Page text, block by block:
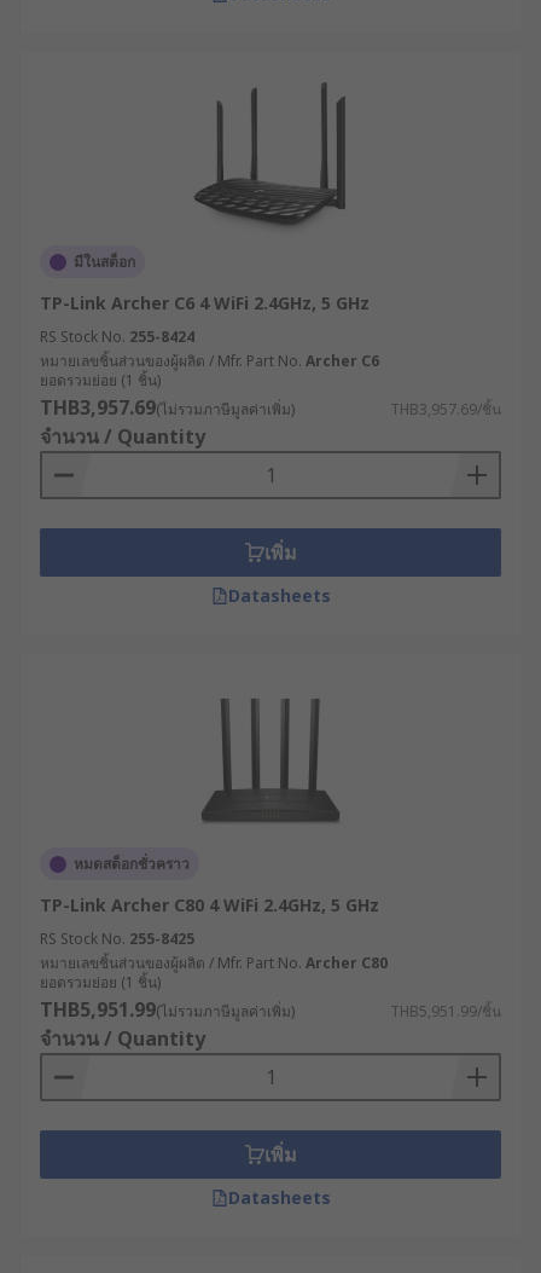
และมีระบบจัดการการเชื่อมต่อที่รองรับการ
คู่มือการเลือกเราเตอร์
อินเทอร์เน็ตให้เหมาะกับ
ความต้องการ
พื้นที่ครอบคลุม : ตรวจสอบให้แน่ใจว่าเราเตอร์
สามารถกระจายสัญญาณได้ครอบคลุมพื้นที่อยู่
อาศัยหรือพื้นที่ทำงานของคุณอย่างเพียงพอ เพื่อ
ให้การใช้งาน WiFi เป็นไปอย่างมีประสิทธิภาพ
ความเร็วที่รองรับ : ตรวจสอบว่าเราเตอร์
อินเทอร์เน็ตสามารถรองรับความเร็วของบริการ
5G เพื่อหลีกเลี่ยงปัญหาความล่าช้าหรือการเชื่อม
ต่อที่ไม่เสถียร
กระจายสัญญาณ WiFi ที่มีระบบรักษาความ
ปลอดภัยที่แข็งแรง เช่น การเข้ารหัสแบบ WEP
หรือ WPA เพื่อปกป้องเครือข่ายของคุณจากการ
ถูกบุกรุก
ประเมินสภาพแวดล้อมการใช้งาน : พิจารณาว่า
เราเตอร์จะถูกติดตั้งในสภาพแวดล้อมแบบใด มี
ความเสี่ยงต่อความร้อน ความชื้น ฝุ่น หรือการ
สั่นสะเทือนหรือไม่ เพื่อเลือกเราเตอร์ที่มีระดับ
การป้องกัน (IP Rating) ที่เหมาะสม
วิเคราะห์ความต้องการด้านการเชื่อมต่อ :
ประเมินว่าต้องการเชื่อมต่อผ่านช่องทางใดบ้าง
ๆ และต้องการระบบสำรองหรือไม่
กำหนดความต้องการด้านแบนด์วิดท์ : คำนวณ
ปริมาณข้อมูลที่จะถูกส่งผ่านอุปกรณ์เครือข่าย
มีในสต็อก
TP-Link Archer C6 4 WiFi 2.4GHz, 5 GHz
RS Stock No. 255-8424
หมายเลขชิ้นส่วนของผู้ผลิต / Mfr. Part No. Archer C6
ยอดรวมย่อย (1 ชิ้น)
THB3,957.69(ไม่รวมภาษีมูลค่าเพิ่ม) THB3,957.69/ชิ้น
จำนวน / Quantity
เพิ่ม
Datasheets
หมดสต็อกชั่วคราว
TP-Link Archer C80 4 WiFi 2.4GHz, 5 GHz
RS Stock No. 255-8425
หมายเลขชิ้นส่วนของผู้ผลิต / Mfr. Part No. Archer C80
ยอดรวมย่อย (1 ชิ้น)
THB5,951.99(ไม่รวมภาษีมูลค่าเพิ่ม) THB5,951.99/ชิ้น
จำนวน / Quantity
เพิ่ม
Datasheets